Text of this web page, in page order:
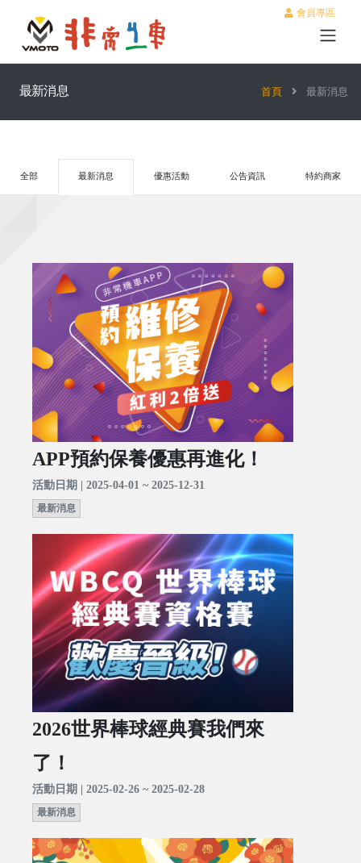
會員專區
最新消息 首頁 最新消息
全部 最新消息 優惠活動 公告資訊 特約商家
APP預約保養優惠再進化！
活動日期 | 2025-04-01 ~ 2025-12-31
最新消息
2026世界棒球經典賽我們來
了！
活動日期 | 2025-02-26 ~ 2025-02-28
最新消息